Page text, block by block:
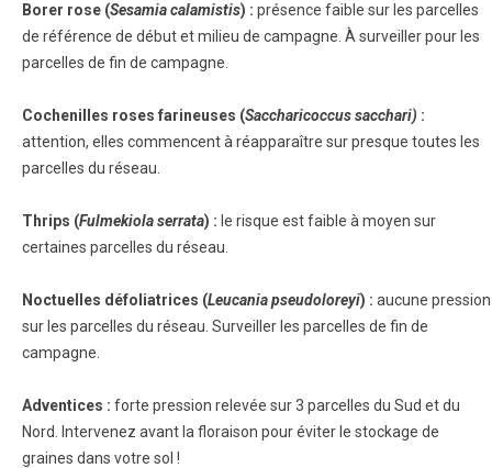
Borer rose (Sesamia calamistis) : présence faible sur les parcelles
de référence de début et milieu de campagne. À surveiller pour les
parcelles de fin de campagne.
Cochenilles roses farineuses (Saccharicoccus sacchari) :
attention, elles commencent à réapparaître sur presque toutes les
parcelles du réseau.
Thrips (Fulmekiola serrata) : le risque est faible à moyen sur
certaines parcelles du réseau.
Noctuelles défoliatrices (Leucania pseudoloreyi) : aucune pression
sur les parcelles du réseau. Surveiller les parcelles de fin de
campagne.
Adventices : forte pression relevée sur 3 parcelles du Sud et du
Nord. Intervenez avant la floraison pour éviter le stockage de
graines dans votre sol !